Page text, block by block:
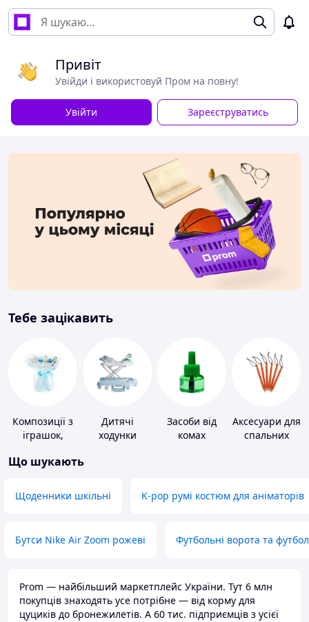
Привіт
Увійди і використовуй Пром на повну!
Увійти Зареєструватись
Тебе зацікавить
Композиції з
іграшок,
підгузків
Дитячі
ходунки
Засоби від
комах
Аксесуари для
спальних
Що шукають
Щоденники шкільні K-pop румі костюм для аніматорів
Бутси Nike Air Zoom рожеві Футбольні ворота та
Prom — найбільший маркетплейс України. Тут 6 млн
покупців знаходять усе потрібне — від корму для
цуциків до бронежилетів. А 60 тис. підприємців з усієї